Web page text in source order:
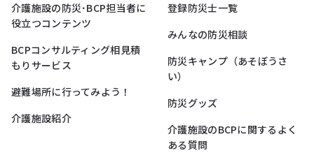
介護施設の防災･BCP担当者に
役立つコンテンツ
BCPコンサルティング相見積
もりサービス
避難場所に行ってみよう！
介護施設紹介
登録防災士一覧
みんなの防災相談
防災キャンプ（あそぼうさ
い）
防災グッズ
介護施設のBCPに関するよく
ある質問